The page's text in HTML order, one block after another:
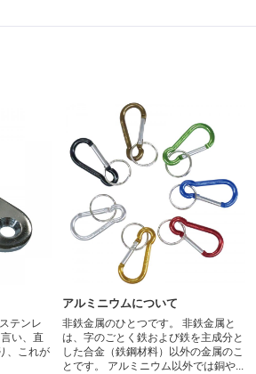
テンレ
い、直
、これが
アルミニウムについて
非鉄金属のひとつです。 非鉄金属と
は、字のごとく鉄および鉄を主成分と
した合金（鉄鋼材料）以外の金属のこ
とです。 アルミニウム以外では銅や...